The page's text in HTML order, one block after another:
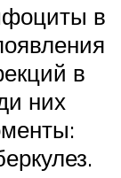
в
в
них